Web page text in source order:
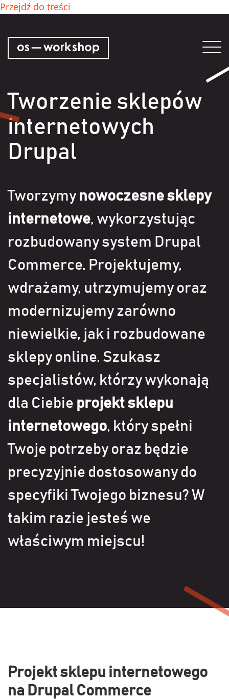
Przejdź do treści
Tworzenie sklepów
internetowych
Drupal
Tworzymy nowoczesne sklepy
internetowe, wykorzystując
rozbudowany system Drupal
Commerce. Projektujemy,
wdrażamy, utrzymujemy oraz
modernizujemy zarówno
niewielkie, jak i rozbudowane
sklepy online. Szukasz
specjalistów, którzy wykonają
dla Ciebie projekt sklepu
internetowego, który spełni
Twoje potrzeby oraz będzie
precyzyjnie dostosowany do
specyfiki Twojego biznesu? W
takim razie jesteś we
właściwym miejscu!
Projekt sklepu internetowego
na Drupal Commerce